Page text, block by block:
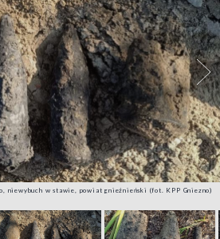
niewybuch w stawie, powiat gnieźnieński (fot. KPP Gniezno)